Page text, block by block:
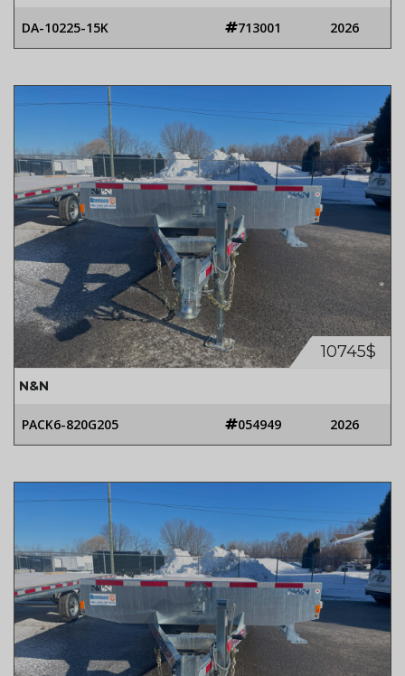
DA-10225-15K 713001 2026
10745$
N&N
PACK6-820G205 054949 2026